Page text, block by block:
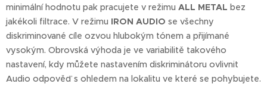
minimální hodnotu pak pracujete v režimu ALL METAL bez
jakékoli filtrace. V režimu IRON AUDIO se všechny
diskriminované cíle ozvou hlubokým tónem a přijímané
vysokým. Obrovská výhoda je ve variabilitě takového
nastavení, kdy můžete nastavením diskriminátoru ovlivnit
Audio odpověď s ohledem na lokalitu ve které se pohybujete.